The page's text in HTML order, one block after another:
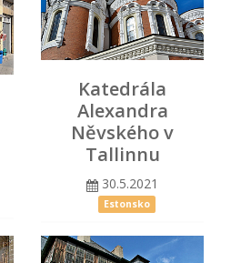
Katedrála
Alexandra
Něvského v
Tallinnu
30.5.2021
Estonsko